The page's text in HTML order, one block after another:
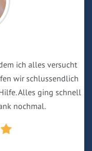
ich alles versucht
wir schlussendlich
Alles ging schnell
nochmal.